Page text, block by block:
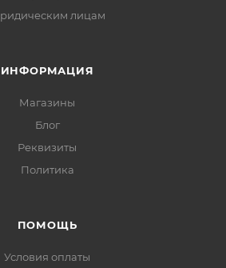
лицам
ИНФОРМАЦИЯ
Магазины
Блог
Реквизиты
Политика
ПОМОЩЬ
Условия оплаты